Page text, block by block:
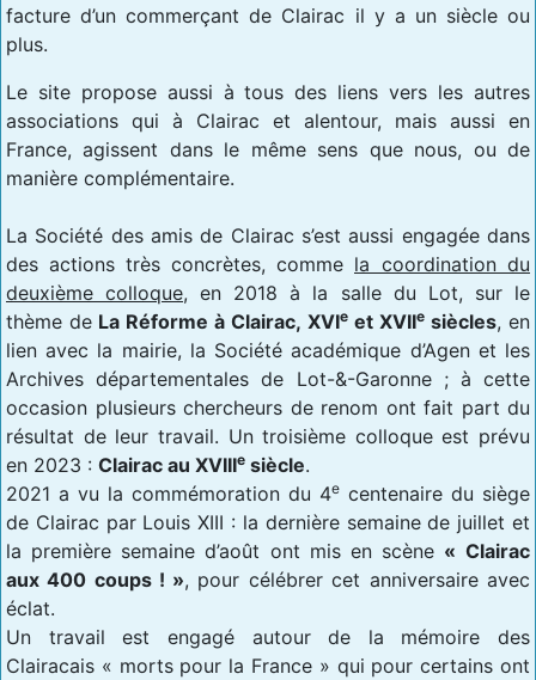
facture d’un commerçant de Clairac il y a un siècle ou
plus.
Le site propose aussi à tous des liens vers les autres
associations qui à Clairac et alentour, mais aussi en
France, agissent dans le même sens que nous, ou de
manière complémentaire.
La Société des amis de Clairac s’est aussi engagée dans
des actions très concrètes, comme la coordination du
deuxième colloque, en 2018 à la salle du Lot, sur le
thème de La Réforme à Clairac, XVIe et XVIIe siècles, en
lien avec la mairie, la Société académique d’Agen et les
Archives départementales de Lot-&-Garonne ; à cette
occasion plusieurs chercheurs de renom ont fait part du
résultat de leur travail. Un troisième colloque est prévu
en 2023 : Clairac au XVIIIe siècle.
2021 a vu la commémoration du 4e centenaire du siège
de Clairac par Louis XIII : la dernière semaine de juillet et
la première semaine d’août ont mis en scène « Clairac
aux 400 coups ! », pour célébrer cet anniversaire avec
éclat.
Un travail est engagé autour de la mémoire des
Clairacais « morts pour la France » qui pour certains ont